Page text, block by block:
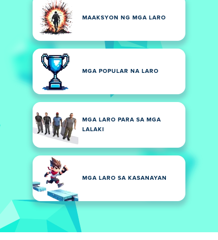
MAAKSYON NG MGA LARO
MGA POPULAR NA LARO
MGA LARO PARA SA MGA
LALAKI
MGA LARO SA KASANAYAN